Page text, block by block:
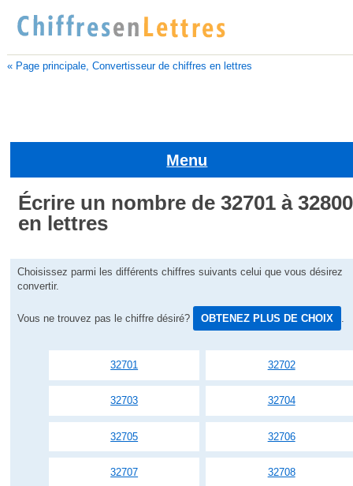
« Page principale, Convertisseur de chiffres en lettres
Menu
Écrire un nombre de 32701 à 32800
en lettres
Choisissez parmi les différents chiffres suivants celui que vous désirez
convertir.
Vous ne trouvez pas le chiffre désiré? OBTENEZ PLUS DE CHOIX
32701 32702
32703 32704
32705 32706
32707 32708